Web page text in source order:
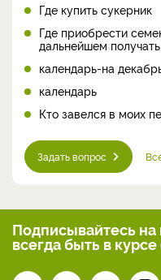
Где купить сукерник
Где приобрести
дальнейшем
календарь-на
календарь
Кто завелся в моих
Задать вопрос
Подписывайтесь на
всегдабыть в